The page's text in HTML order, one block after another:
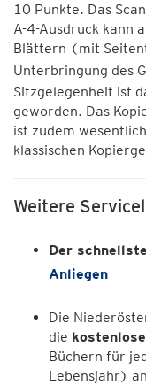
10 Punkte. Das
A-4-Ausdruck kann
Blättern (mit
Unterbringung des
Sitzgelegenheit ist
geworden. Das
ist zudem
klassischen
Weitere
Der
Anliegen
Die
die
Büchern für
Lebensjahr)